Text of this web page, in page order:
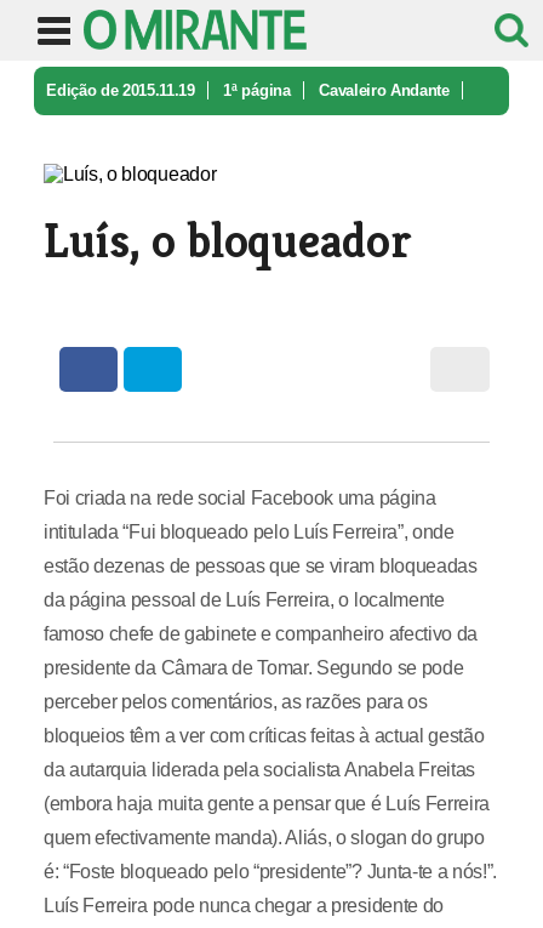
Edição de 2015.11.19 1ª página Cavaleiro Andante
Luís, o bloqueador
Foi criada na rede social Facebook uma página
intitulada “Fui bloqueado pelo Luís Ferreira”, onde
estão dezenas de pessoas que se viram bloqueadas
da página pessoal de Luís Ferreira, o localmente
famoso chefe de gabinete e companheiro afectivo da
presidente da Câmara de Tomar. Segundo se pode
perceber pelos comentários, as razões para os
bloqueios têm a ver com críticas feitas à actual gestão
da autarquia liderada pela socialista Anabela Freitas
(embora haja muita gente a pensar que é Luís Ferreira
quem efectivamente manda). Aliás, o slogan do grupo
é: “Foste bloqueado pelo “presidente”? Junta-te a nós!”.
Luís Ferreira pode nunca chegar a presidente do